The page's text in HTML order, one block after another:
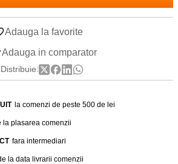
Adauga la favorite
Adauga in comparator
Distribuie:
la comenzi de peste 500 de lei
la plasarea comenzii
fara intermediari
la data livrarii comenzii